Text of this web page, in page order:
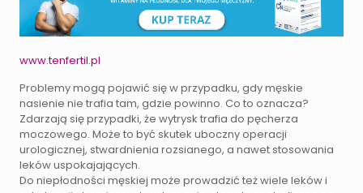
www.tenfertil.pl
Problemy mogą pojawić się w przypadku, gdy męskie
nasienie nie trafia tam, gdzie powinno. Co to oznacza?
Zdarzają się przypadki, że wytrysk trafia do pęcherza
moczowego. Może to być skutek uboczny operacji
urologicznej, stwardnienia rozsianego, a nawet stosowania
leków uspokajających.
Do niepłodności męskiej może prowadzić też wiele leków i